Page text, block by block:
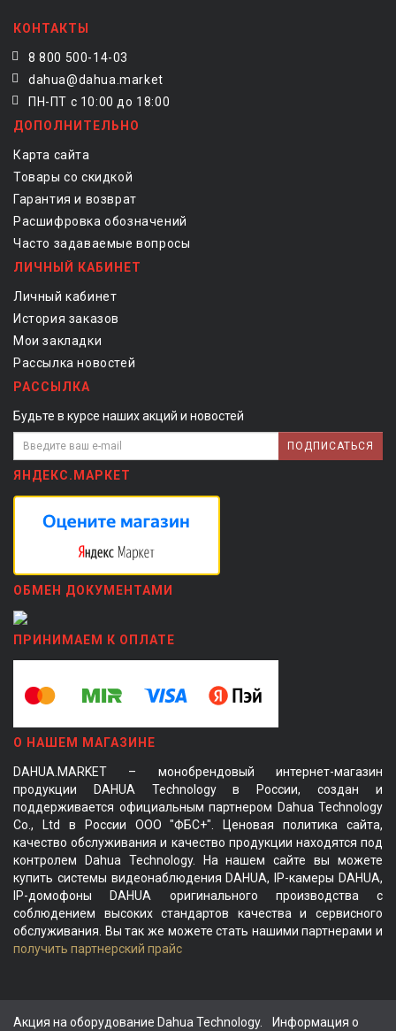
КОНТАКТЫ
8 800 500-14-03
dahua@dahua.market
ПН-ПТ с 10:00 до 18:00
ДОПОЛНИТЕЛЬНО
Карта сайта
Товары со скидкой
Гарантия и возврат
Расшифровка обозначений
Часто задаваемые вопросы
ЛИЧНЫЙ КАБИНЕТ
Личный кабинет
История заказов
Мои закладки
Рассылка новостей
РАССЫЛКА
Будьте в курсе наших акций и новостей
ПОДПИСАТЬСЯ
ЯНДЕКС.МАРКЕТ
ОБМЕН ДОКУМЕНТАМИ
ПРИНИМАЕМ К ОПЛАТЕ
О НАШЕМ МАГАЗИНЕ
DAHUA.MARKET – монобрендовый интернет-магазин
продукции DAHUA Technology в России, создан и
поддерживается официальным партнером Dahua Technology
Co., Ltd в России ООО "ФБС+". Ценовая политика сайта,
качество обслуживания и качество продукции находятся под
контролем Dahua Technology. На нашем сайте вы можете
купить системы видеонаблюдения DAHUA, IP-камеры DAHUA,
IP-домофоны DAHUA оригинального производства с
соблюдением высоких стандартов качества и сервисного
обслуживания. Вы так же можете стать нашими партнерами и
получить партнерский прайс
Акция на оборудование Dahua Technology. Информация о